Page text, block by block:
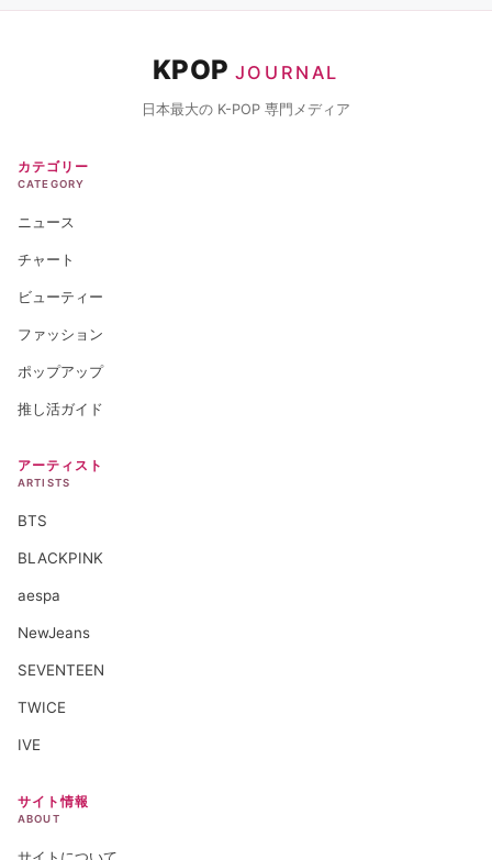
KPOP JOURNAL
日本最大の K-POP 専門メディア
カテゴリー
CATEGORY
ニュース
チャート
ビューティー
ファッション
ポップアップ
推し活ガイド
アーティスト
ARTISTS
BTS
BLACKPINK
aespa
NewJeans
SEVENTEEN
TWICE
IVE
サイト情報
ABOUT